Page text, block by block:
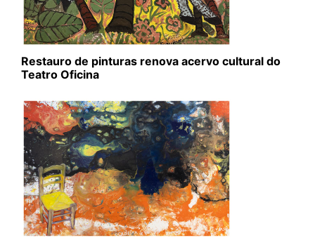
Restauro de pinturas renova acervo cultural do
Teatro Oficina